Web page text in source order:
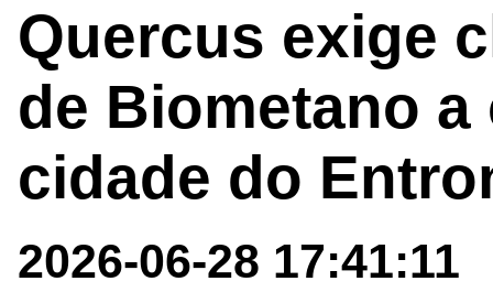
Quercus exige
de Biometano a
cidade do
2026-06-28 17:41:11